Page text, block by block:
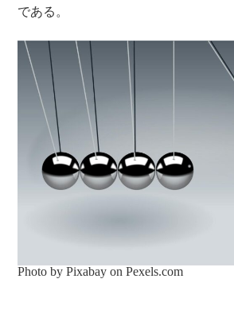
である。
Photo by Pixabay onPexels.com